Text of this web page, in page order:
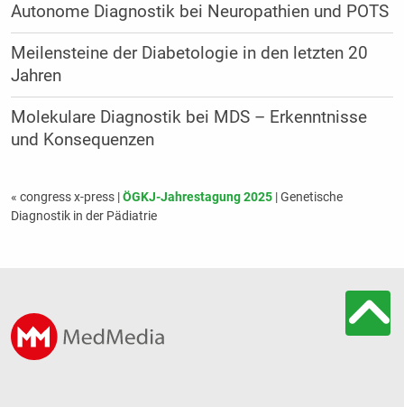
Autonome Diagnostik bei Neuropathien und POTS
Meilensteine der Diabetologie in den letzten 20
Jahren
Molekulare Diagnostik bei MDS – Erkenntnisse
und Konsequenzen
« congress x-press |ÖGKJ-Jahrestagung 2025| Genetische
Diagnostik in der Pädiatrie